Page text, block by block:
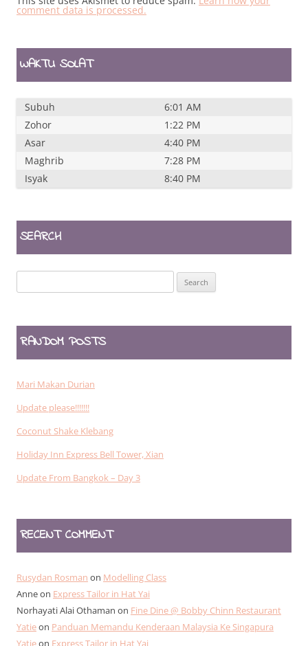
comment data is processed.
WAKTU SOLAT
Subuh
6:01 AM
Zohor
1:22 PM
Asar
4:40 PM
Maghrib
7:28 PM
Isyak
8:40 PM
SEARCH
for:
RANDOM POSTS
Mari Makan Durian
Update please!!!!!!!
Coconut Shake Klebang
Holiday Inn Express Bell Tower, Xian
Update From Bangkok – Day 3
RECENT COMMENT
Rusydan Rosman on Modelling Class
Anneon Express Tailor in Hat Yai
Norhayati Alai Othaman on Fine Dine @ Bobby Chinn Restaurant
Yatieon Panduan Memandu Kenderaan Malaysia Ke Singapura
Yatieon Express Tailor in Hat Yai